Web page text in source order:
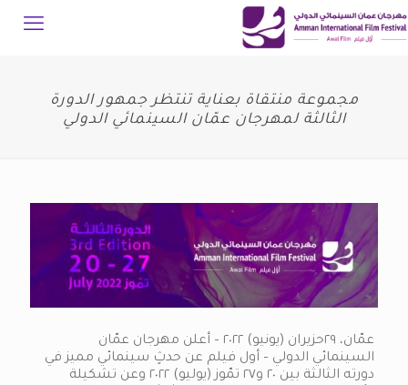
مجموعة منتقاة بعناية تنتظر جمهور الدورة
الثالثة لمهرجان عمّان السينمائي الدولي
عمّان، ٢٩حزيران (يونيو) ٢٠٢٢ – أعلن مهرجان عمّان
السينمائي الدولي – أول فيلم عن حدثٍ سينمائي مميز في
دورته الثالثة بين ٢٠ و٢٧ تمّوز (يوليو) ٢٠٢٢ وعن تشكيلة